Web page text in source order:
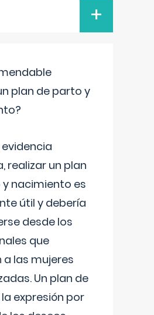
+
plan de parto y
realizar un plan
nacimiento es
útil y debería
desde los
que
a las mujeres
Un plan de
expresión por